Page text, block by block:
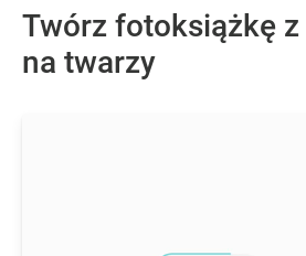
Twórz fotoksiążkę
na twarzy